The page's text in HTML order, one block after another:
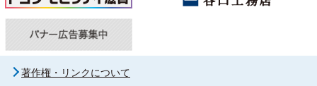
著作権・リンクについて